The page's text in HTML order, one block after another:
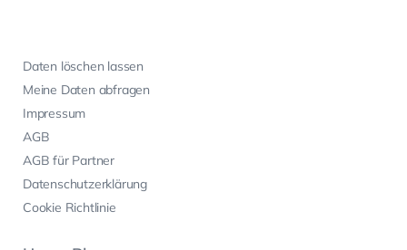
Daten löschen lassen
Meine Daten abfragen
Impressum
AGB
AGB für Partner
Datenschutzerklärung
Cookie Richtlinie